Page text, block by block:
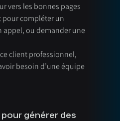
vers les bonnes pages
pour compléter un
appel, ou demander une
client professionnel,
besoin d’une équipe
générer des